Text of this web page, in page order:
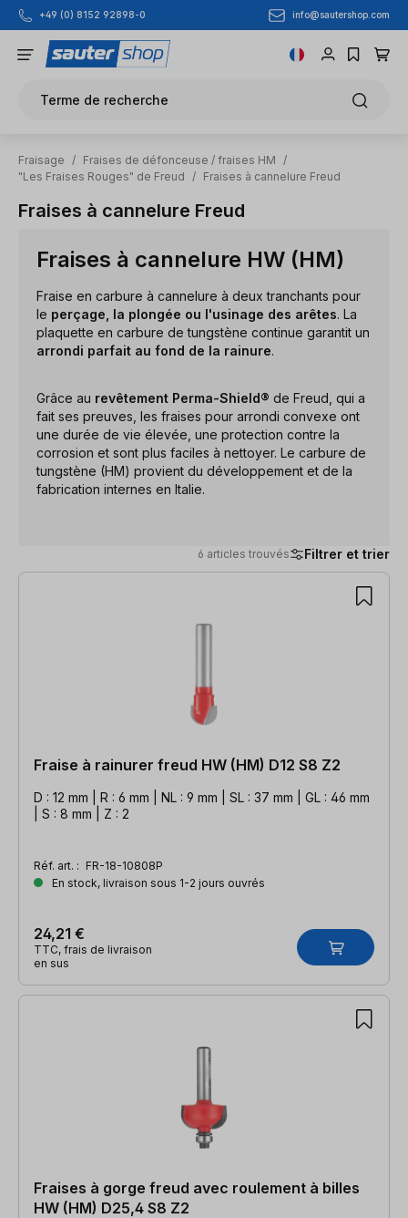
Passer au contenu principal
+49 (0) 8152 92898-0 info@sautershop.com
Terme de recherche
Fraisage / Fraises de défonceuse / fraises HM
/
"Les Fraises Rouges" de Freud
/ Fraises à cannelure Freud
Fraises à cannelure Freud
Fraises à cannelure HW (HM)
Fraise en carbure à cannelure à deux tranchants pour
le perçage, la plongée ou l'usinage des arêtes. La
plaquette en carbure de tungstène continue garantit un
arrondi parfait au fond de la rainure.
Grâce au revêtement Perma-Shield® de Freud, qui a
fait ses preuves, les fraises pour arrondi convexe ont
une durée de vie élevée, une protection contre la
corrosion et sont plus faciles à nettoyer. Le carbure de
tungstène (HM) provient du développement et de la
fabrication internes en Italie.
6 articles trouvés Filtrer et trier
6 articles trouvés
Fraise à rainurer freud HW (HM) D12 S8 Z2
D : 12 mm | R : 6 mm | NL : 9 mm | SL : 37 mm | GL : 46 mm
| S : 8 mm | Z : 2
Réf. art. : FR-18-10808P
En stock, livraison sous 1-2 jours ouvrés
24,21 €
TTC, frais de livraison
en sus
Fraises à gorge freud avec roulement à billes
HW (HM) D25,4 S8 Z2